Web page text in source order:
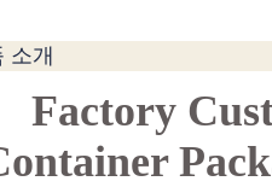
소개
Factory